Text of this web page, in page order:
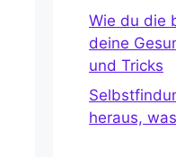
Wie du die
deine
und Tricks
heraus,